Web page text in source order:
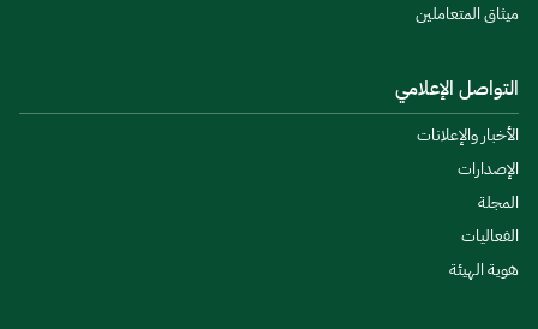
ميثاق المتعاملين
التواصل الإعلامي
الأخبار والإعلانات
الإصدارات
المجلة
الفعاليات
هوية الهيئة